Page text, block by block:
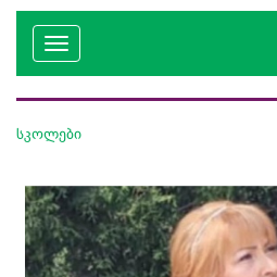
სკოლები